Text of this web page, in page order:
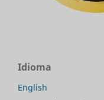
Idioma
English